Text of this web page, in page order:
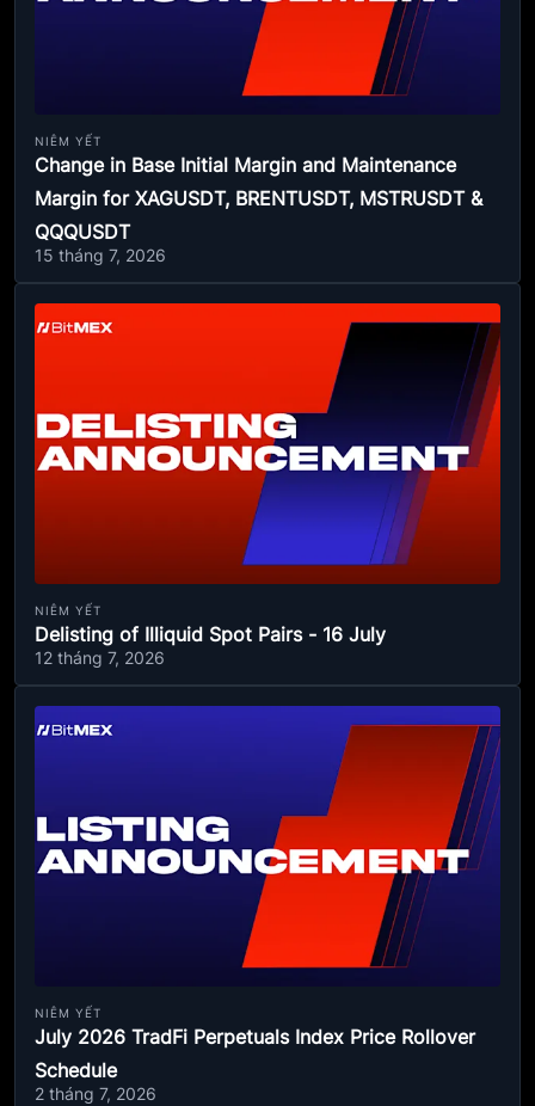
NIÊM YẾT
Change in Base Initial Margin and Maintenance
Margin for XAGUSDT, BRENTUSDT, MSTRUSDT &
QQQUSDT
15 tháng 7, 2026
NIÊM YẾT
Delisting of Illiquid Spot Pairs - 16 July
12 tháng 7, 2026
NIÊM YẾT
July 2026 TradFi Perpetuals Index Price Rollover
Schedule
2 tháng 7, 2026